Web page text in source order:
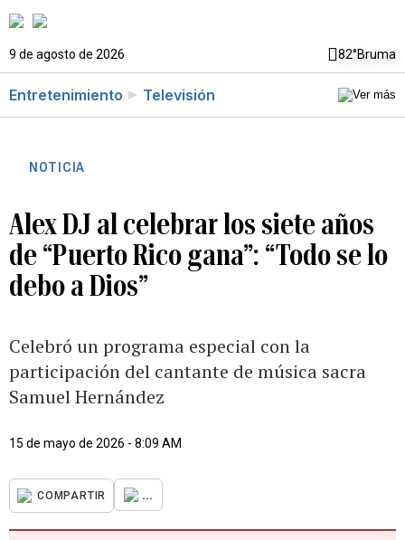
9 de agosto de 2026 82°Bruma
Entretenimiento Televisión
NOTICIA
Alex DJ al celebrar los siete años
de “Puerto Rico gana”: “Todo se lo
debo a Dios”
Celebró un programa especial con la
participación del cantante de música sacra
Samuel Hernández
15 de mayo de 2026 - 8:09 AM
COMPARTIR ...